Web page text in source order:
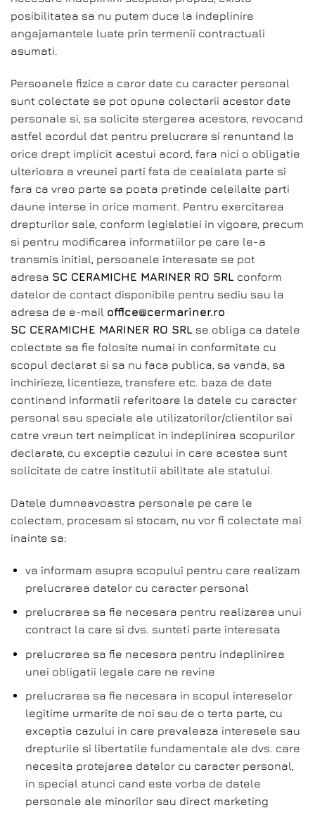
posibilitatea sa nu putem duce la indeplinire
angajamantele luate prin termenii contractuali
asumati.
Persoanele fizice a caror date cu caracter personal
sunt colectate se pot opune colectarii acestor date
personale si, sa solicite stergerea acestora, revocand
astfel acordul dat pentru prelucrare si renuntand la
orice drept implicit acestui acord, fara nici o obligatie
ulterioara a vreunei parti fata de cealalata parte si
fara ca vreo parte sa poata pretinde celeilalte parti
daune interse in orice moment. Pentru exercitarea
drepturilor sale, conform legislatiei in vigoare, precum
si pentru modificarea informatiilor pe care le-a
transmis initial, persoanele interesate se pot
adresa SC CERAMICHE MARINER RO SRL conform
datelor de contact disponibile pentru sediu sau la
adresa de e-mail office@cermariner.ro
SC CERAMICHE MARINER RO SRL se obliga ca datele
colectate sa fie folosite numai in conformitate cu
scopul declarat si sa nu faca publica, sa vanda, sa
inchirieze, licentieze, transfere etc. baza de date
continand informatii referitoare la datele cu caracter
personal sau speciale ale utilizatorilor/clientilor sai
catre vreun tert neimplicat in indeplinirea scopurilor
declarate, cu exceptia cazului in care acestea sunt
solicitate de catre institutii abilitate ale statului.
Datele dumneavoastra personale pe care le
colectam, procesam si stocam, nu vor fi colectate mai
inainte sa:
va informam asupra scopului pentru care realizam
prelucrarea datelor cu caracter personal
prelucrarea sa fie necesara pentru realizarea unui
contract la care si dvs. sunteti parte interesata
prelucrarea sa fie necesara pentru indeplinirea
unei obligatii legale care ne revine
prelucrarea sa fie necesara in scopul intereselor
legitime urmarite de noi sau de o terta parte, cu
exceptia cazului in care prevaleaza interesele sau
drepturile si libertatile fundamentale ale dvs. care
necesita protejarea datelor cu caracter personal,
in special atunci cand este vorba de datele
personale ale minorilor sau direct marketing